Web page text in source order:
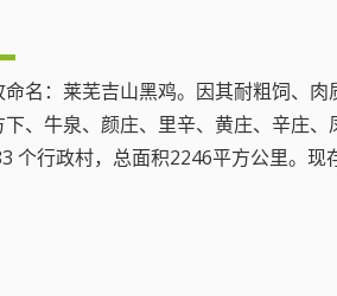
名：莱芜吉山黑鸡。因其耐粗饲、肉
、牛泉、颜庄、里辛、黄庄、辛庄
行政村，总面积2246平方公里。现